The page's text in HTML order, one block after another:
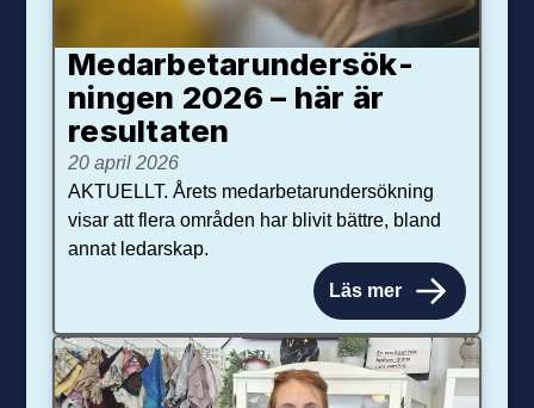
Medarbetar­under­sök­
ningen 2026 – här är
resultaten
20 april 2026
AKTUELLT. Årets medarbetarundersökning
visar att flera områden har blivit bättre, bland
annat ledarskap.
Läs mer